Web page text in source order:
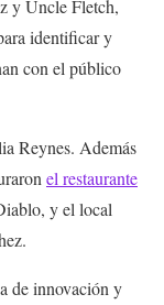
y Uncle Fletch,
identificar y
con el público
Reynes. Además
el restaurante
y el local
de innovación y